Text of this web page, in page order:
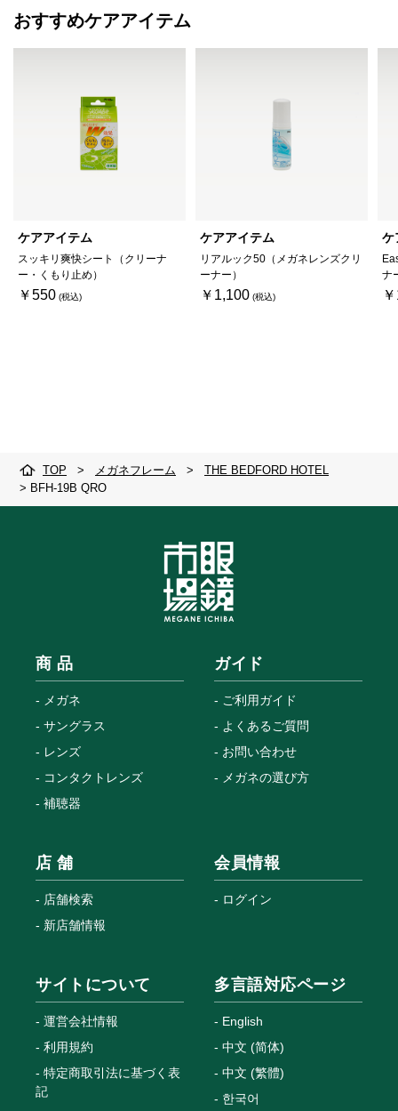
おすすめケアアイテム
ケアアイテム
スッキリ爽快シート（クリーナ
ー・くもり止め）
￥550
ケアアイテム
リアルック50（メガネレンズクリ
ーナー）
￥1,100
ケ
ナ
TOP > メガネフレーム >
THE BEDFORD HOTEL
> BFH-19B QRO
商 品
メガネ
サングラス
レンズ
コンタクトレンズ
補聴器
ガイド
ご利用ガイド
よくあるご質問
お問い合わせ
メガネの選び方
店 舗
店舗検索
新店舗情報
会員情報
ログイン
サイトについて
運営会社情報
利用規約
特定商取引法に基づく表
記
多言語対応ページ
English
中文 (简体)
中文 (繁體)
한국어